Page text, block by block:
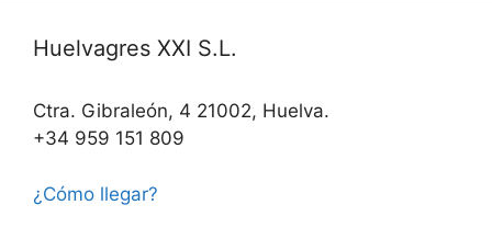
Huelvagres XXI S.L.
Ctra. Gibraleón, 4 21002, Huelva.
+34 959 151 809
¿Cómo llegar?